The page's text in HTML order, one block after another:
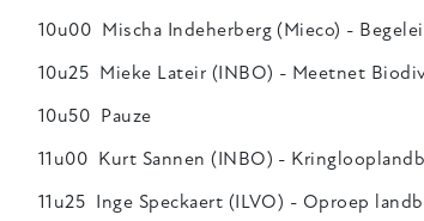
10u00 Mischa Indeherberg (Mieco) -
10u25 Mieke Lateir (INBO) - Meetnet
10u50 Pauze
11u00 Kurt Sannen (INBO) -
11u25 Inge Speckaert (ILVO) - Oproep